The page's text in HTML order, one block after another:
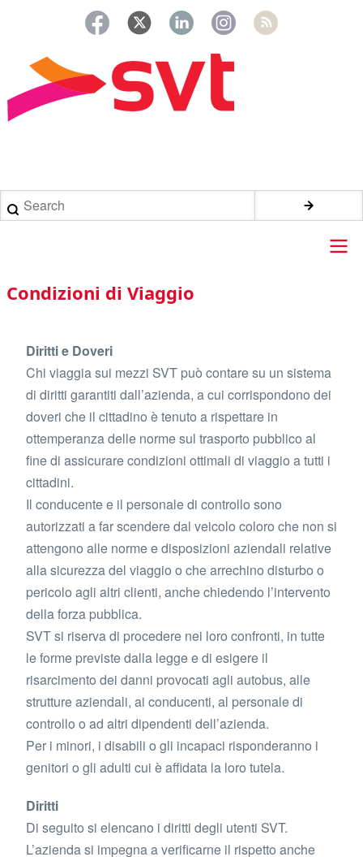
principale
di
pane
Search
Main
navigation
Condizioni di Viaggio
Diritti e Doveri
Chi viaggia sui mezzi SVT può contare su un sistema
di diritti garantiti dall’azienda, a cui corrispondono dei
doveri che il cittadino è tenuto a rispettare in
ottemperanza delle norme sul trasporto pubblico al
fine di assicurare condizioni ottimali di viaggio a tutti i
cittadini.
Il conducente e il personale di controllo sono
autorizzati a far scendere dal veicolo coloro che non si
attengono alle norme e disposizioni aziendali relative
alla sicurezza del viaggio o che arrechino disturbo o
pericolo agli altri clienti, anche chiedendo l’intervento
della forza pubblica.
SVT si riserva di procedere nei loro confronti, in tutte
le forme previste dalla legge e di esigere il
risarcimento dei danni provocati agli autobus, alle
strutture aziendali, ai conducenti, al personale di
controllo o ad altri dipendenti dell’azienda.
Per i minori, i disabili o gli incapaci risponderanno i
genitori o gli adulti cui è affidata la loro tutela.
Diritti
Di seguito si elencano i diritti degli utenti SVT.
L’azienda si impegna a verificarne il rispetto anche